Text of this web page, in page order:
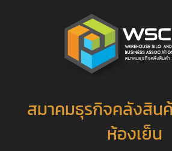
สมาคมธุรกิจคลังสินค้
ห้องเย็น